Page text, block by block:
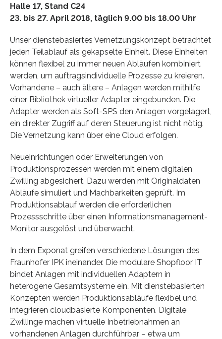
Halle 17, Stand C24
23. bis 27. April 2018, täglich 9.00 bis 18.00 Uhr
Unser dienstebasiertes Vernetzungskonzept betrachtet
jeden Teilablauf als gekapselte Einheit. Diese Einheiten
können flexibel zu immer neuen Abläufen kombiniert
werden, um auftragsindividuelle Prozesse zu kreieren.
Vorhandene – auch ältere – Anlagen werden mithilfe
einer Bibliothek virtueller Adapter eingebunden. Die
Adapter werden als Soft-SPS den Anlagen vorgelagert,
ein direkter Zugriff auf deren Steuerung ist nicht nötig.
Die Vernetzung kann über eine Cloud erfolgen.
Neueinrichtungen oder Erweiterungen von
Produktionsprozessen werden mit einem digitalen
Zwilling abgesichert. Dazu werden mit Originaldaten
Abläufe simuliert und Machbarkeiten geprüft. Im
Produktionsablauf werden die erforderlichen
Prozessschritte über einen Informationsmanagement-
Monitor ausgelöst und überwacht.
In dem Exponat greifen verschiedene Lösungen des
Fraunhofer IPK ineinander. Die modulare Shopfloor IT
bindet Anlagen mit individuellen Adaptern in
heterogene Gesamtsysteme ein. Mit dienstebasierten
Konzepten werden Produktionsabläufe flexibel und
integrieren cloudbasierte Komponenten. Digitale
Zwillinge machen virtuelle Inbetriebnahmen an
vorhandenen Anlagen durchführbar – etwa um